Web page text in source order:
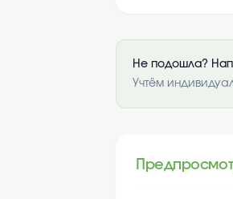
Не подошла?
Учтём